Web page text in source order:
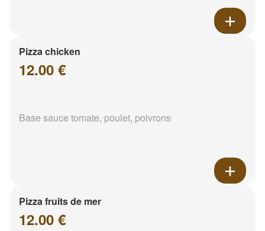
Pizza chicken
12.00 €
Base sauce tomate, poulet, poivrons
Pizza fruits de mer
12.00 €